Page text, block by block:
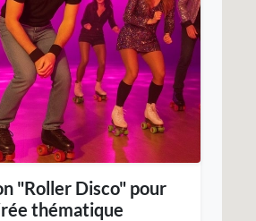
"Roller Disco" pour
thématique